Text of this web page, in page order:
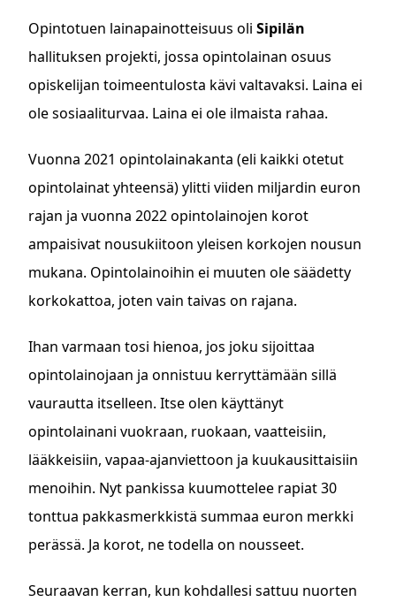
Opintotuen lainapainotteisuus oli Sipilän
hallituksen projekti, jossa opintolainan osuus
opiskelijan toimeentulosta kävi valtavaksi. Laina ei
ole sosiaaliturvaa. Laina ei ole ilmaista rahaa.
Vuonna 2021 opintolainakanta (eli kaikki otetut
opintolainat yhteensä) ylitti viiden miljardin euron
rajan ja vuonna 2022 opintolainojen korot
ampaisivat nousukiitoon yleisen korkojen nousun
mukana. Opintolainoihin ei muuten ole säädetty
korkokattoa, joten vain taivas on rajana.
Ihan varmaan tosi hienoa, jos joku sijoittaa
opintolainojaan ja onnistuu kerryttämään sillä
vaurautta itselleen. Itse olen käyttänyt
opintolainani vuokraan, ruokaan, vaatteisiin,
lääkkeisiin, vapaa-ajanviettoon ja kuukausittaisiin
menoihin. Nyt pankissa kuumottelee rapiat 30
tonttua pakkasmerkkistä summaa euron merkki
perässä. Ja korot, ne todella on nousseet.
Seuraavan kerran, kun kohdallesi sattuu nuorten